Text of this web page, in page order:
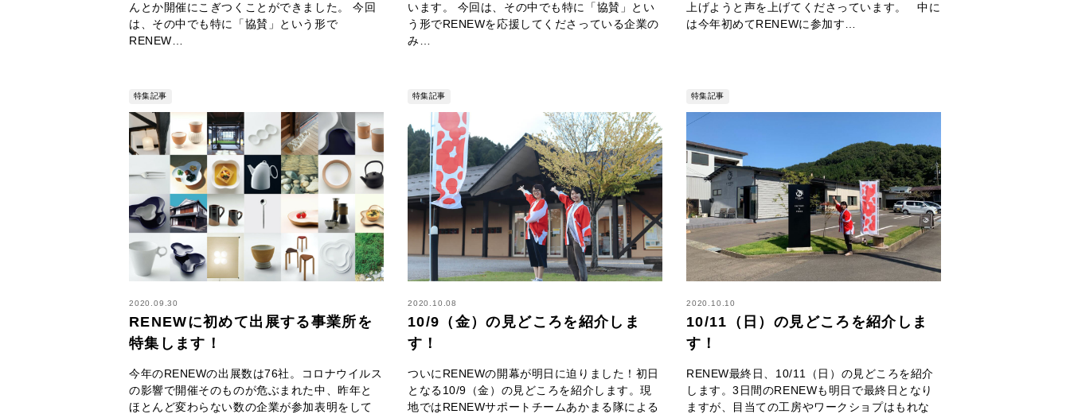
んとか開催にこぎつくことができました。 今回
は、その中でも特に「協賛」という形で
RENEW…
います。 今回は、その中でも特に「協賛」とい
う形でRENEWを応援してくださっている企業の
み…
上げようと声を上げてくださっています。 中に
は今年初めてRENEWに参加す…
特集記事
2020.09.30
RENEWに初めて出展する事業所を
特集します！
今年のRENEWの出展数は76社。コロナウイルス
の影響で開催そのものが危ぶまれた中、昨年と
ほとんど変わらない数の企業が参加表明をして
特集記事
2020.10.08
10/9（金）の見どころを紹介しま
す！
ついにRENEWの開幕が明日に迫りました！初日
となる10/9（金）の見どころを紹介します。現
地ではRENEWサポートチームあかまる隊による
特集記事
2020.10.10
10/11（日）の見どころを紹介しま
す！
RENEW最終日、10/11（日）の見どころを紹介
します。3日間のRENEWも明日で最終日となり
ますが、目当ての工房やワークショプはもれな